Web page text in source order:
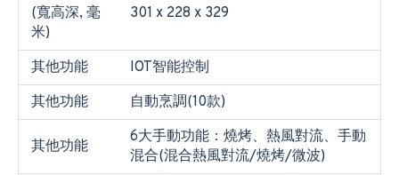
(寬高深, 毫
米)
301 x 228 x 329
其他功能
IOT智能控制
其他功能
自動烹調(10款)
其他功能
6大手動功能：燒烤、熱風對流、手動
混合(混合熱風對流/燒烤/微波)